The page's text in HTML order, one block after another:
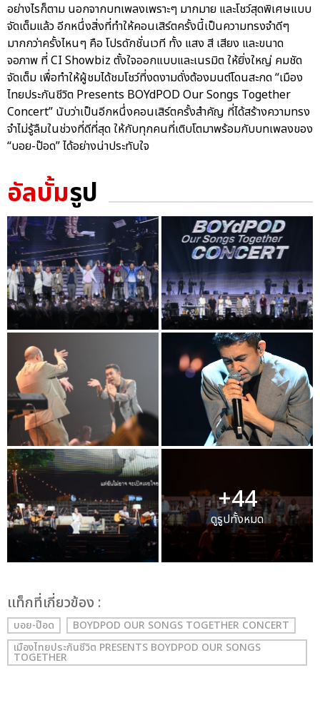
อย่างไรก็ตาม นอกจากบทเพลงเพราะๆ มากมาย และโชว์สุดพิเศษแบบ
จัดเต็มแล้ว อีกหนึ่งสิ่งที่ทำให้คอนเสิร์ตครั้งนี้เป็นความทรงจำดีๆ
มากกว่าครั้งไหนๆ คือ โปรดักชั่นเวที ทั้ง แสง สี เสียง และขนาด
จอภาพ ที่ CI Showbiz ตั้งใจออกแบบและเนรมิต ให้ยิ่งใหญ่ คมชัด
จัดเต็ม เพื่อทำให้ผู้ชมได้ชมโชว์ที่งดงามดั่งต้องมนต์โดนสะกด “เมือง
ไทยประกันชีวิต Presents BOYdPOD Our Songs Together
Concert” นับว่าเป็นอีกหนึ่งคอนเสิร์ตครั้งสำคัญ ที่ได้สร้างความทรง
จำไม่รู้ลืมในช่วงที่ดีที่สุด ให้กับทุกคนที่เติบโตมาพร้อมกับบทเพลงของ
“บอย-ป๊อด” ได้อย่างน่าประทับใจ
อัลบั้มรูป
+44
ดูรูปทั้งหมด
เเท็กที่เกี่ยวข้อง :
บอย-ป๊อด
BOYDPOD OUR SONGS TOGETHER CONCERT
เมืองไทยประกันชีวิต PRESENTS BOYDPOD OUR SONGS
TOGETHER